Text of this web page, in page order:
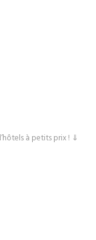
à petits prix ! ⇓